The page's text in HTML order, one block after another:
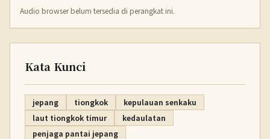
Audio browser belum tersedia di perangkat ini.
Kata Kunci
jepang tiongkok
kepulauan senkaku
laut tiongkok timur
kedaulatan
penjaga pantai jepang